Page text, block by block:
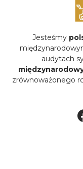
Jesteśmy
audytach
zrównoważonego